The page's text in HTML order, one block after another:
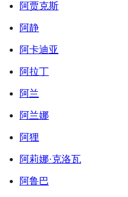
阿贾克斯
阿静
阿卡迪亚
阿拉丁
阿兰
阿兰娜
阿狸
阿莉娜·克洛瓦
阿鲁巴